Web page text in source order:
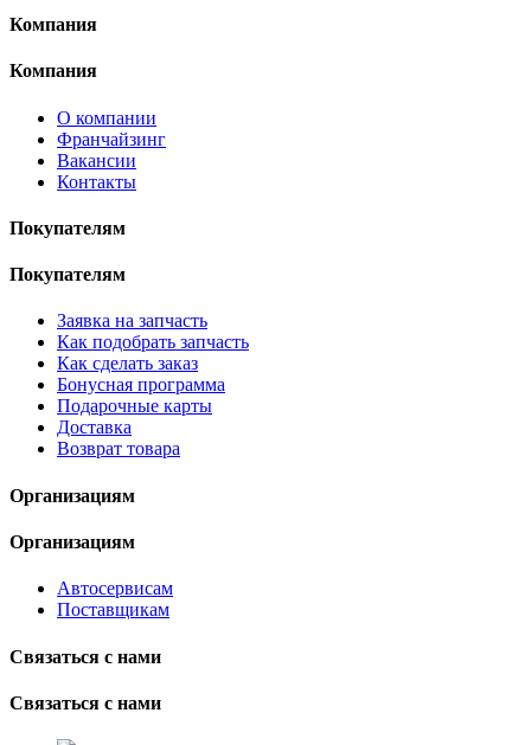
Компания
Компания
О компании
Франчайзинг
Вакансии
Контакты
Покупателям
Покупателям
Заявка на запчасть
Как подобрать запчасть
Как сделать заказ
Бонусная программа
Подарочные карты
Доставка
Возврат товара
Организациям
Организациям
Автосервисам
Поставщикам
Связаться с нами
Связаться с нами